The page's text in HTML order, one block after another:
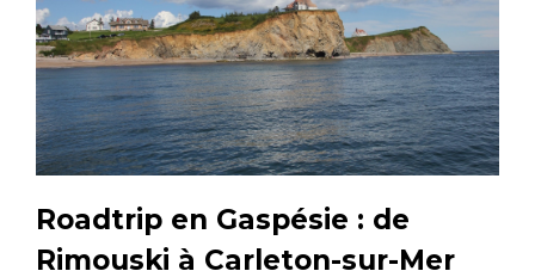
Roadtrip en Gaspésie : de
Rimouski à Carleton-sur-Mer